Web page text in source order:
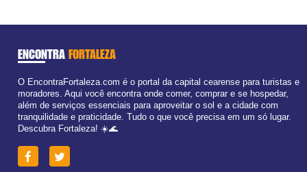
ENCONTRA FORTALEZA
O EncontraFortaleza.com é o portal da capital cearense para turistas e
moradores. Aqui você encontra onde comer, comprar e se hospedar,
além de serviços essenciais para aproveitar o sol e a cidade com
tranquilidade e praticidade. Tudo o que você precisa em um só lugar.
Descubra Fortaleza! ☀️🌊